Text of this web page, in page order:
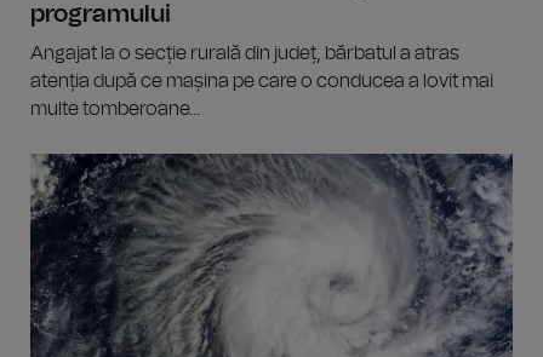
programului
Angajat la o secție rurală din județ, bărbatul a atras
atenția după ce mașina pe care o conducea a lovit mai
multe tomberoane...